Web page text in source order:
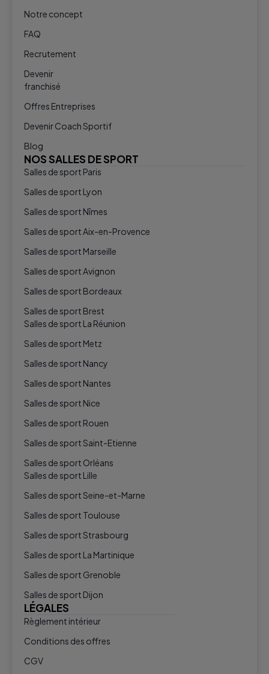
Notre concept
FAQ
Recrutement
Devenir
franchisé
Offres Entreprises
Devenir Coach Sportif
Blog
NOS SALLES DE SPORT
Salles de sport Paris
Salles de sport Lyon
Salles de sport Nîmes
Salles de sport Aix-en-Provence
Salles de sport Marseille
Salles de sport Avignon
Salles de sport Bordeaux
Salles de sport Brest
Salles de sport La Réunion
Salles de sport Metz
Salles de sport Nancy
Salles de sport Nantes
Salles de sport Nice
Salles de sport Rouen
Salles de sport Saint-Etienne
Salles de sport Orléans
Salles de sport Lille
Salles de sport Seine-et-Marne
Salles de sport Toulouse
Salles de sport Strasbourg
Salles de sport La Martinique
Salles de sport Grenoble
Salles de sport Dijon
LÉGALES
Règlement intérieur
Conditions des offres
CGV